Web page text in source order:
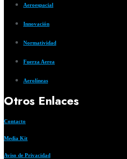
Aeroespacial
Innovación
Normatividad
Fuerza Aerea
Aerolíneas
Otros Enlaces
Contacto
Media Kit
Aviso de Privacidad